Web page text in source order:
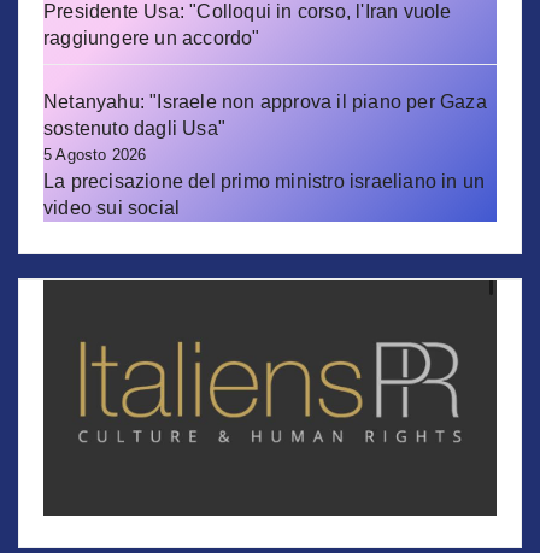
Presidente Usa: "Colloqui in corso, l'Iran vuole
raggiungere un accordo"
Netanyahu: "Israele non approva il piano per Gaza
sostenuto dagli Usa"
5 Agosto 2026
La precisazione del primo ministro israeliano in un
video sui social